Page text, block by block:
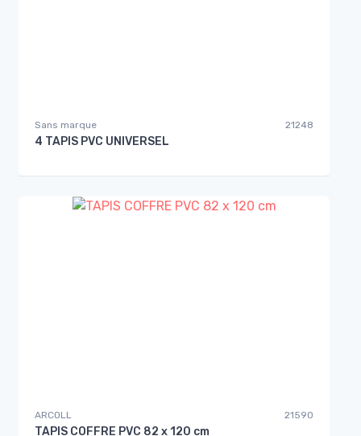
Sans marque 21248
4 TAPIS PVC UNIVERSEL
ARCOLL 21590
TAPIS COFFRE PVC 82 x 120 cm